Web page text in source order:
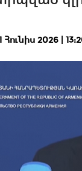
Հունիս 2026 |